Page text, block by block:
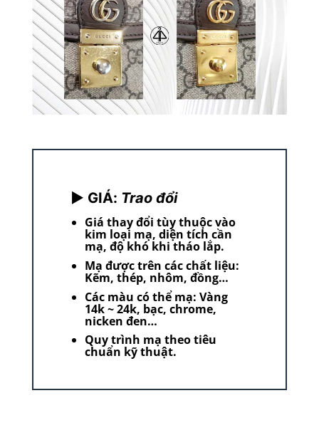
► GIÁ: Trao đổi
Giá thay đổi tùy thuộc vào
kim loại mạ, diện tích cần
mạ, độ khó khi tháo lắp.
Mạ được trên các chất liệu:
Kẽm, thép, nhôm, đồng…
Các màu có thể mạ: Vàng
14k ~ 24k, bạc, chrome,
nicken đen…
Quy trình mạ theo tiêu
chuẩn kỹ thuật.